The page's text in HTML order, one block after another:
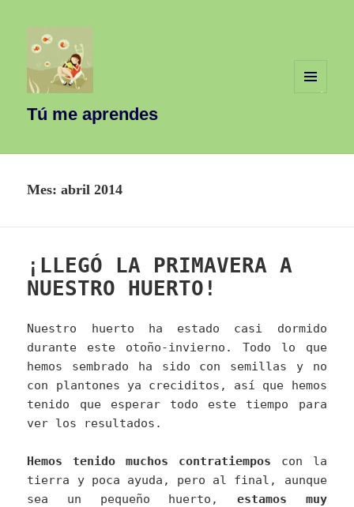
Tú me aprendes
Mes:abril 2014
¡LLEGÓ LA PRIMAVERA A
NUESTRO HUERTO!
Nuestro huerto ha estado casi dormido
durante este otoño-invierno. Todo lo que
hemos sembrado ha sido con semillas y no
con plantones ya creciditos, así que hemos
tenido que esperar todo este tiempo para
ver los resultados.
Hemos tenido muchos contratiempos con la
tierra y poca ayuda, pero al final, aunque
sea un pequeño huerto, estamos muy